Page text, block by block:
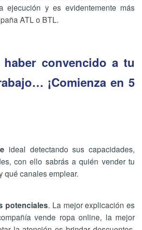
ejecución y es evidentemente más
ATL o BTL.
haber convencido a tu
¡Comienza en 5
ideal detectando sus capacidades,
con ello sabrás a quién vender tu
qué canales emplear.
potenciales. La mejor explicación es
vende ropa online, la mejor